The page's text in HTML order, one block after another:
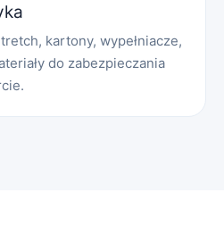
kartony, wypełniacze,
do zabezpieczania